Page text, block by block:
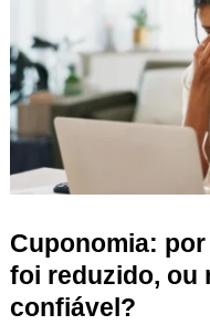
Cuponomia:
foi reduzido, ou
confiável?